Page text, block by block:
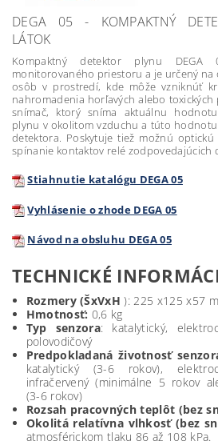
DEGA 05 - KOMPAKTNÝ
LÁTOK
Kompaktný detektor plynu
monitorovaného priestoru a je určený na
osôb v prostredí, kde môže vzniknúť
nahromadenia horľavých alebo
snímač, ktorý sníma aktuálnu
plynu v okolitom vzduchu a túto
detektora. Poskytuje tiež možnú
spínanie kontaktov relé zodpovedajúcich
Stiahnutie katalógu DEGA 05
Vyhlásenie o zhode DEGA 05
Návod na obsluhu DEGA 05
TECHNICKÉ
Rozmery (ŠxVxH ): 225 x125 x57
Hmotnosť: 0,6 kg
Typ senzora: katalytický,
polovodičový
Predpokladaná životnosť
katalytický (3-6 rokov),
infračervený (minimálne 5 rokov
(3-6 rokov)
Rozsah pracovných teplôt (bez
Okolitá relatívna vlhkosť (bez
atmosférickom tlaku 86 až 108 kPa.